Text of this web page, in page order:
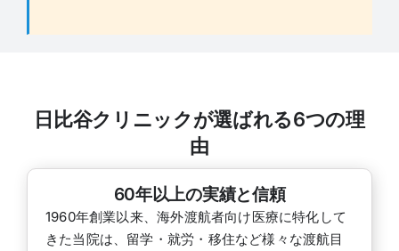
日比谷クリニックが選ばれる6つの理
由
60年以上の実績と信頼
1960年創業以来、海外渡航者向け医療に特化して
きた当院は、留学・就労・移住など様々な渡航目